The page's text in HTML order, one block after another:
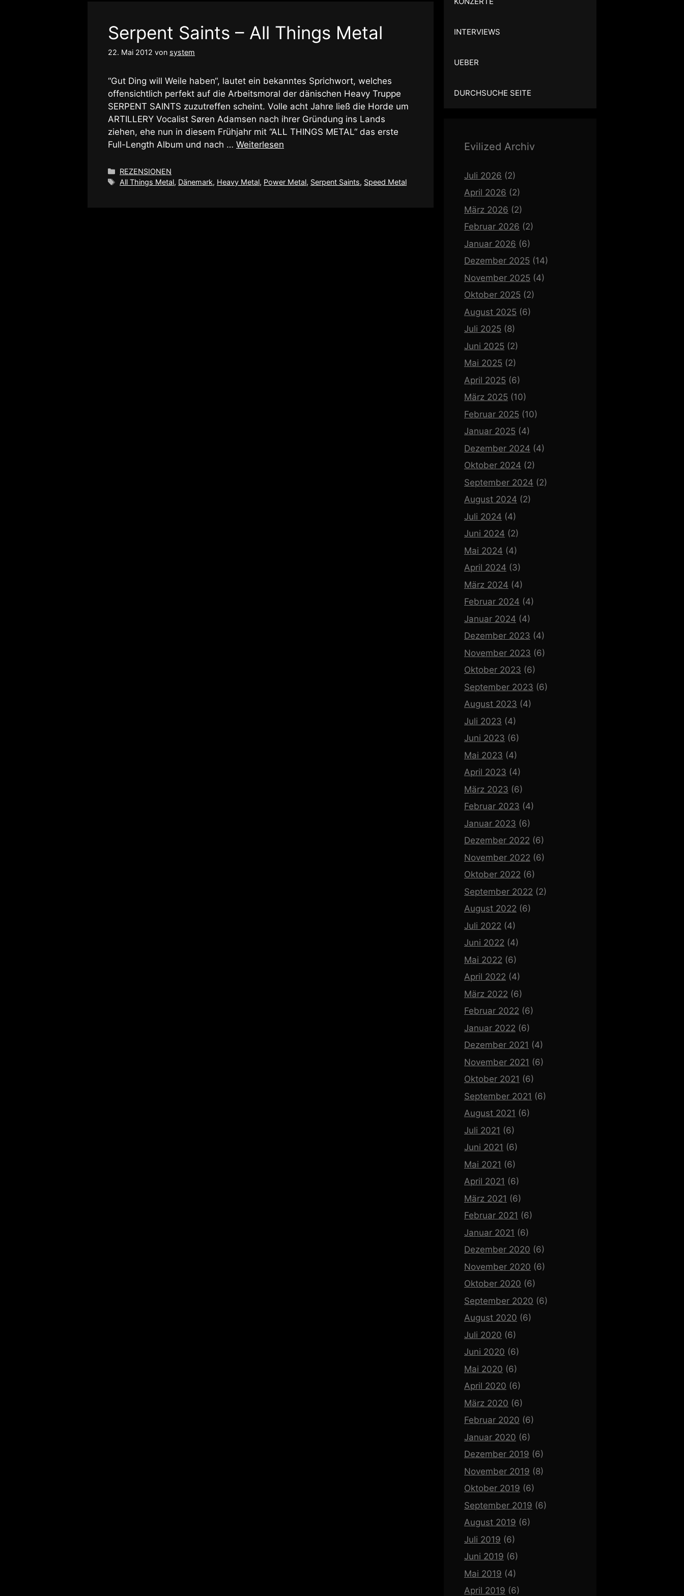
Serpent Saints – All Things Metal
22. Mai 2012 von system
“Gut Ding will Weile haben“, lautet ein bekanntes Sprichwort, welches
offensichtlich perfekt auf die Arbeitsmoral der dänischen Heavy Truppe
SERPENT SAINTS zuzutreffen scheint. Volle acht Jahre ließ die Horde um
ARTILLERY Vocalist Søren Adamsen nach ihrer Gründung ins Lands
ziehen, ehe nun in diesem Frühjahr mit “ALL THINGS METAL“ das erste
Full-Length Album und nach … Weiterlesen
Kategorien
REZENSIONEN
Schlagwörter
All Things Metal, Dänemark, Heavy Metal, Power Metal, Serpent Saints, Speed Metal
INTERVIEWS
UEBER
DURCHSUCHE SEITE
Evilized Archiv
Juli 2026 (2)
April 2026 (2)
März 2026 (2)
Februar 2026 (2)
Januar 2026 (6)
Dezember 2025 (14)
November 2025 (4)
Oktober 2025 (2)
August 2025 (6)
Juli 2025 (8)
Juni 2025 (2)
Mai 2025 (2)
April 2025 (6)
März 2025 (10)
Februar 2025 (10)
Januar 2025 (4)
Dezember 2024 (4)
Oktober 2024 (2)
September 2024 (2)
August 2024 (2)
Juli 2024 (4)
Juni 2024 (2)
Mai 2024 (4)
April 2024 (3)
März 2024 (4)
Februar 2024 (4)
Januar 2024 (4)
Dezember 2023 (4)
November 2023 (6)
Oktober 2023 (6)
September 2023 (6)
August 2023 (4)
Juli 2023 (4)
Juni 2023 (6)
Mai 2023 (4)
April 2023 (4)
März 2023 (6)
Februar 2023 (4)
Januar 2023 (6)
Dezember 2022 (6)
November 2022 (6)
Oktober 2022 (6)
September 2022 (2)
August 2022 (6)
Juli 2022 (4)
Juni 2022 (4)
Mai 2022 (6)
April 2022 (4)
März 2022 (6)
Februar 2022 (6)
Januar 2022 (6)
Dezember 2021 (4)
November 2021 (6)
Oktober 2021 (6)
September 2021 (6)
August 2021 (6)
Juli 2021 (6)
Juni 2021 (6)
Mai 2021 (6)
April 2021 (6)
März 2021 (6)
Februar 2021 (6)
Januar 2021 (6)
Dezember 2020 (6)
November 2020 (6)
Oktober 2020 (6)
September 2020 (6)
August 2020 (6)
Juli 2020 (6)
Juni 2020 (6)
Mai 2020 (6)
April 2020 (6)
März 2020 (6)
Februar 2020 (6)
Januar 2020 (6)
Dezember 2019 (6)
November 2019 (8)
Oktober 2019 (6)
September 2019 (6)
August 2019 (6)
Juli 2019 (6)
Juni 2019 (6)
Mai 2019 (4)
April 2019 (6)